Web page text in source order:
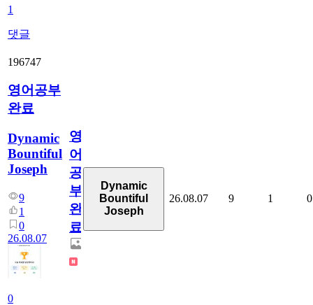
1
댓글
196747
영어공부
완료
Dynamic
Bountiful
Joseph
9
1
0
26.08.07
0
영
어
공
부
완
료
Dynamic
Bountiful
Joseph
26.08.07 9 1 0